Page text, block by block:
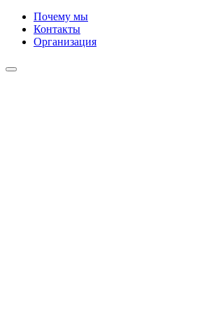
Почему мы
Контакты
Организация